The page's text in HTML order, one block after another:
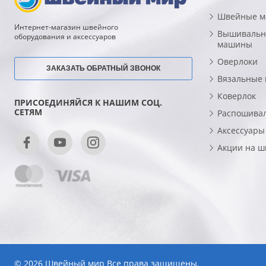
Интернет-магазин швейного
оборудования и аксессуаров
ЗАКАЗАТЬ ОБРАТНЫЙ ЗВОНОК
ПРИСОЕДИНЯЙСЯ К НАШИМ СОЦ.
СЕТЯМ
Швейные
машины
Оверлоки
Коверлок
Акции на
© 2026 Швейный мир Все права защищены.